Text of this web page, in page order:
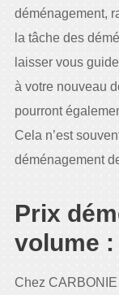
déménagement,
la tâche des
laisser vous
à votre nouveau
pourront
Cela n’est
déménagement
Prix
volume
Chez